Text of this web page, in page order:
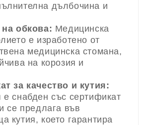
дълбочина и
обкова: Медицинска
е изработено от
медицинска стомана,
на корозия и
за качество и кутия:
е снабден със сертификат
се предлага във
кутия, което гарантира